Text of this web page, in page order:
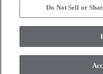
OVER ONS
© 2026 Coretec, All
Do Not Sell or